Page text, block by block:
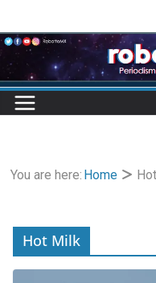
to
content
You are here: Home
Hot Milk